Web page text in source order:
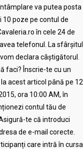
va putea posta
10 poze pe contul de
în cele 24 de
telefonul. La sfârșitul
declara câștigătorul.
faci? Înscrie-te cu un
acest articol până pe 12
ora 10:00 AM, în
contul tău de
te că introduci
de e-mail corecte.
care intră în cursa